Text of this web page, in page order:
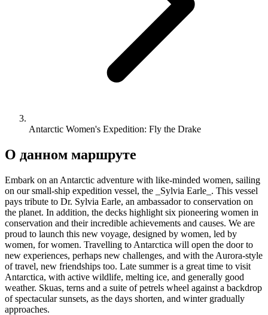
Antarctic Women's Expedition: Fly the Drake
О данном маршруте
Embark on an Antarctic adventure with like-minded women, sailing
on our small-ship expedition vessel, the _Sylvia Earle_. This vessel
pays tribute to Dr. Sylvia Earle, an ambassador to conservation on
the planet. In addition, the decks highlight six pioneering women in
conservation and their incredible achievements and causes. We are
proud to launch this new voyage, designed by women, led by
women, for women. Travelling to Antarctica will open the door to
new experiences, perhaps new challenges, and with the Aurora-style
of travel, new friendships too. Late summer is a great time to visit
Antarctica, with active wildlife, melting ice, and generally good
weather. Skuas, terns and a suite of petrels wheel against a backdrop
of spectacular sunsets, as the days shorten, and winter gradually
approaches.